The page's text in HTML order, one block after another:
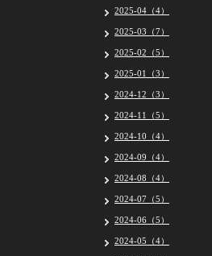
2025-04（4）
2025-03（7）
2025-02（5）
2025-01（3）
2024-12（3）
2024-11（5）
2024-10（4）
2024-09（4）
2024-08（4）
2024-07（5）
2024-06（5）
2024-05（4）